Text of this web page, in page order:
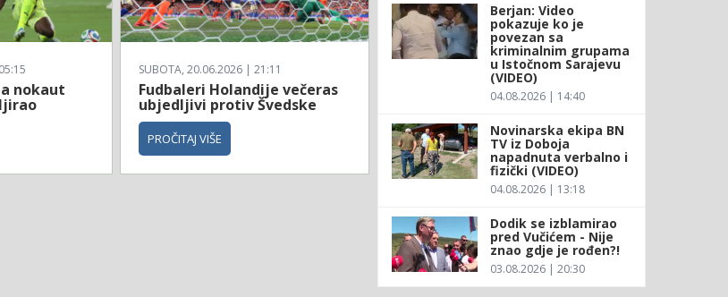
nokaut
SUBOTA, 20.06.2026 | 21:11
Fudbaleri Holandije večeras
ubjedljivi protiv Švedske
PROČITAJ VIŠE
Berjan: Video
pokazuje ko je
povezan sa
kriminalnim grupama
u Istočnom Sarajevu
(VIDEO)
04.08.2026 | 14:40
Novinarska ekipa BN
TV iz Doboja
napadnuta verbalno i
fizički (VIDEO)
04.08.2026 | 13:18
Dodik se izblamirao
pred Vučićem - Nije
znao gdje je rođen?!
03.08.2026 | 20:30